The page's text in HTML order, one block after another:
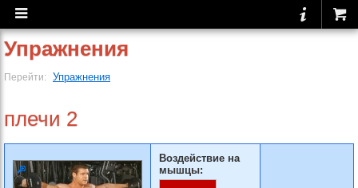
Упражнения
Перейти: Упражнения
плечи 2
Воздействие на
мышцы: